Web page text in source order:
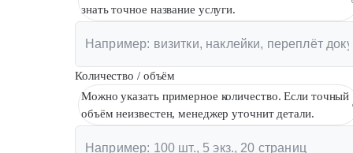
знать точное название услуги.
Количество / объём
Можно указать примерное количество. Если точный
объём неизвестен, менеджер уточнит детали.